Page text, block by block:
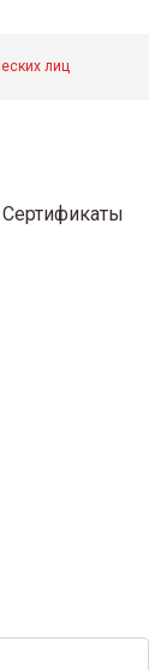
лиц
Сертификаты